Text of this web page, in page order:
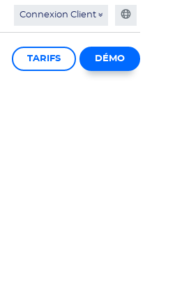
Connexion Client
TARIFS DÉMO